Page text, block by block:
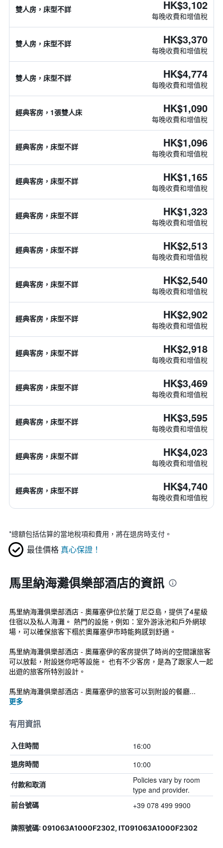
雙人房，床型不詳 HK$3,102
每晚收費和增值稅
雙人房，床型不詳 HK$3,370
每晚收費和增值稅
雙人房，床型不詳 HK$4,774
每晚收費和增值稅
經典客房，1張雙人床 HK$1,090
每晚收費和增值稅
經典客房，床型不詳 HK$1,096
每晚收費和增值稅
經典客房，床型不詳 HK$1,165
每晚收費和增值稅
經典客房，床型不詳 HK$1,323
每晚收費和增值稅
經典客房，床型不詳 HK$2,513
每晚收費和增值稅
經典客房，床型不詳 HK$2,540
每晚收費和增值稅
經典客房，床型不詳 HK$2,902
每晚收費和增值稅
經典客房，床型不詳 HK$2,918
每晚收費和增值稅
經典客房，床型不詳 HK$3,469
每晚收費和增值稅
經典客房，床型不詳 HK$3,595
每晚收費和增值稅
經典客房，床型不詳 HK$4,023
每晚收費和增值稅
經典客房，床型不詳 HK$4,740
每晚收費和增值稅
*總額包括估算的當地稅項和費用，將在退房時支付。
最佳價格 真心保證！
馬里納海灘俱樂部酒店的資訊
馬里納海灘俱樂部酒店 - 奧羅塞伊位於薩丁尼亞島，提供了4星級
住宿以及私人海灘。 熱門的設施，例如：室外游泳池和戶外網球
場，可以確保旅客下榻於奧羅塞伊市時能夠感到舒適。
馬里納海灘俱樂部酒店 - 奧羅塞伊的客房提供了時尚的空間讓旅客
可以放鬆，附設迷你吧等設施。 也有不少客房，是為了跟家人一起
出遊的旅客所特別設計。
馬里納海灘俱樂部酒店 - 奧羅塞伊的旅客可以到附設的餐廳...
更多
有用資訊
入住時間 16:00
退房時間 10:00
付款和取消
Policies vary by room
type and provider.
前台號碼 +39 078 499 9900
牌照號碼: 091063A1000F2302, IT091063A1000F2302